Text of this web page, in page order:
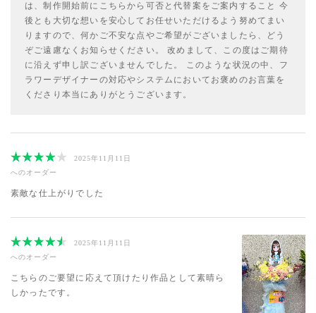
は、制作開始前にこちらから可否と代替案をご案内すること 今
後とも大切な想いを安心してお任せいただけるよう努めてまい
りますので、何かご不安な点やご希望がございましたら、どう
ぞご遠慮なくお知らせください。 改めまして、この度はご期待
に沿えず申し訳ございませんでした。 このような状況の中、フ
ラワーデザイナーの対応やシステムにおいてお褒めのお言葉を
くださり本当にありがとうございます。
2025年11月11日
へのオーダー
素敵な仕上がりでした
2025年11月11日
へのオーダー
こちらのご要望に応えて頂けたり作品として素晴ら
しかったです。